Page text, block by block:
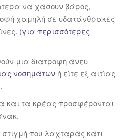
να χάσουν βάρος,
χαμηλή σε υδατάνθρακες
(για περισσότερες
μια διατροφή άνευ
νοσημάτων ή είτε εξ αιτίας
και τα κρέας προσφέρονται
στιγμή που λαχταράς κάτι